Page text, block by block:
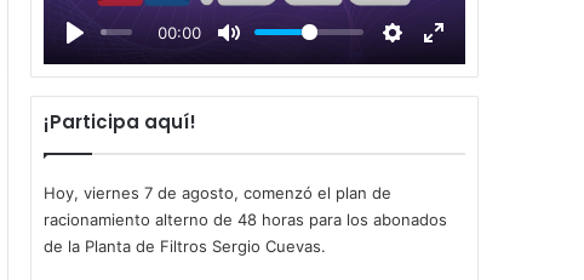
00:00
l
a
y
¡Participa aquí!
Hoy, viernes 7 de agosto, comenzó el plan de
racionamiento alterno de 48 horas para los abonados
de la Planta de Filtros Sergio Cuevas.